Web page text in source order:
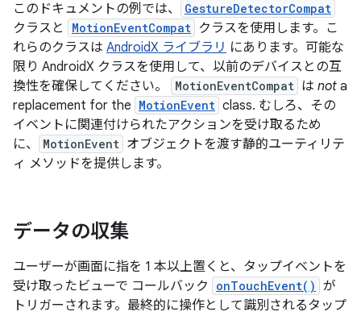
このドキュメントの例では、 GestureDetectorCompat
クラスと MotionEventCompat クラスを使用します。こ
れらのクラスは AndroidX ライブラリ にあります。可能な
限り AndroidX クラスを使用して、以前のデバイスとの互
換性を確保してください。
MotionEventCompat は not a
replacement for the MotionEvent class. むしろ、その
イベントに関連付けられたアクションを受け取るため
に、
MotionEvent オブジェクトを渡す静的ユーティリテ
ィ メソッドを提供します。
データの収集
ユーザーが画面に指を 1 本以上置くと、タップイベントを
受け取ったビューで コールバック
onTouchEvent() が
トリガーされます。最終的に操作として識別されるタップ